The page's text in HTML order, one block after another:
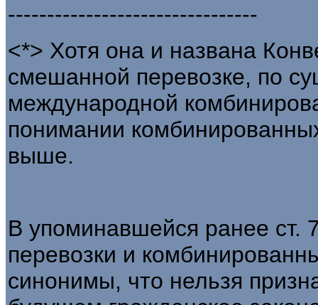
--------------------------------
<*> Хотя она и названа
смешанной перевозке, по
международной
понимании
выше.
В упоминавшейся ранее
перевозки и
синонимы, что нельзя